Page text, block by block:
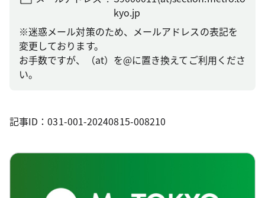
kyo.jp
※迷惑メール対策のため、メールアドレスの表記を
変更しております。
お手数ですが、（at）を@に置き換えてご利用くださ
い。
記事ID：031-001-20240815-008210